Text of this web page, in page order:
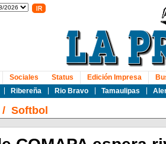
Ribereña Rio Bravo Tamaulipas
Sociales Status Edición Impresa
/ Softbol